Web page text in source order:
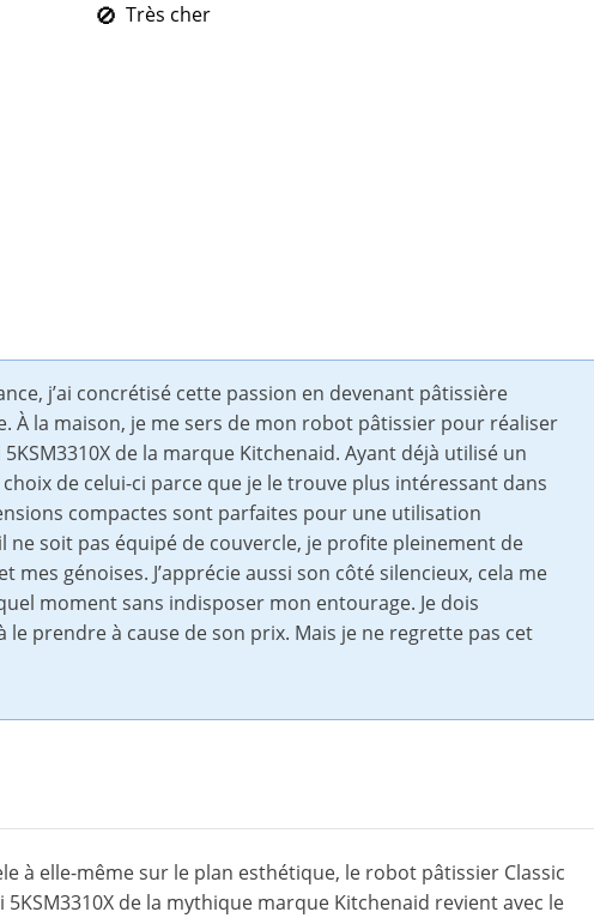
Très cher
j’ai concrétisé cette passion en devenant pâtissière
À la maison, je me sers de mon robot pâtissier pour réaliser
de la marque Kitchenaid. Ayant déjà utilisé un
de celui-ci parce que je le trouve plus intéressant dans
compactes sont parfaites pour une utilisation
ne soit pas équipé de couvercle, je profite pleinement de
génoises. J’apprécie aussi son côté silencieux, cela me
moment sans indisposer mon entourage. Je dois
le prendre à cause de son prix. Mais je ne regrette pas cet
à elle-même sur le plan esthétique, le robot pâtissier Classic
5KSM3310X de la mythique marque Kitchenaid revient avec le